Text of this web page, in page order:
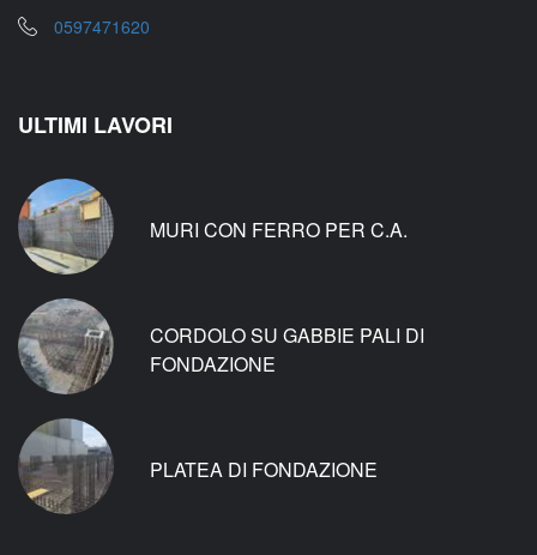
0597471620
ULTIMI LAVORI
MURI CON FERRO PER C.A.
CORDOLO SU GABBIE PALI DI
FONDAZIONE
PLATEA DI FONDAZIONE